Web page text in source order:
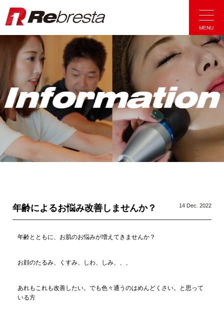
Rebresta|リブ
MENU
年齢によるお悩み改善しませんか？ 14 Dec. 2022
年齢とともに、お肌のお悩みが増えてきませんか？
お顔のたるみ、くすみ、しわ、しみ、、、
あれもこれも改善したい。でも色々通うのはめんどくさい。と思って
いる方